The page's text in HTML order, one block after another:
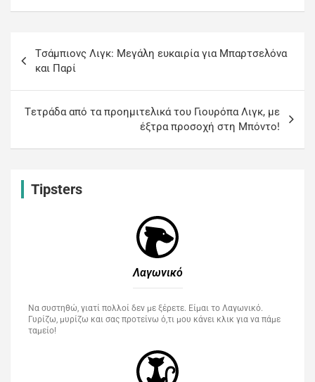
Tσάμπιονς Λιγκ: Μεγάλη ευκαιρία για Μπαρτσελόνα
και Παρί
Tετράδα από τα προημιτελικά του Γιουρόπα Λιγκ, με
έξτρα προσοχή στη Μπόντο!
Tipsters
Λαγωνικό
Να συστηθώ, γιατί πολλοί δεν με ξέρετε. Είμαι το Λαγωνικό.
Γυρίζω, μυρίζω και σας προτείνω ό,τι μου κάνει κλικ για να πάμε
ταμείο!